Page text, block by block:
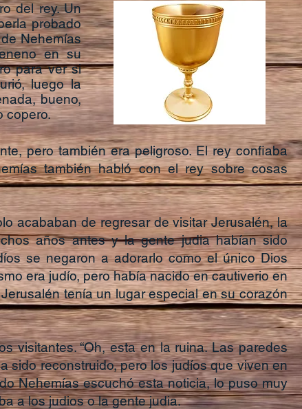
del rey. Un
probado
Nehemías
en su
para ver si
luego la
bueno,
copero.
pero también era peligroso. El rey confiaba
también habló con el rey sobre cosas
acababan de regresar de visitar Jerusalén, la
años antes y la gente judia habían sido
se negaron a adorarlo como el único Dios
era judío, pero había nacido en cautiverio en
tenía un lugar especial en su corazón
visitantes. “Oh, esta en la ruina. Las paredes
sido reconstruido, pero los judíos que viven en
Nehemías escuchó esta noticia, lo puso muy
a los judios o la gente judia.